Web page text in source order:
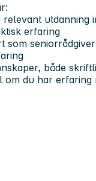
relevant
erfaring
som
både
om du har erfaring